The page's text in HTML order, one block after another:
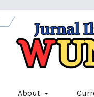
About